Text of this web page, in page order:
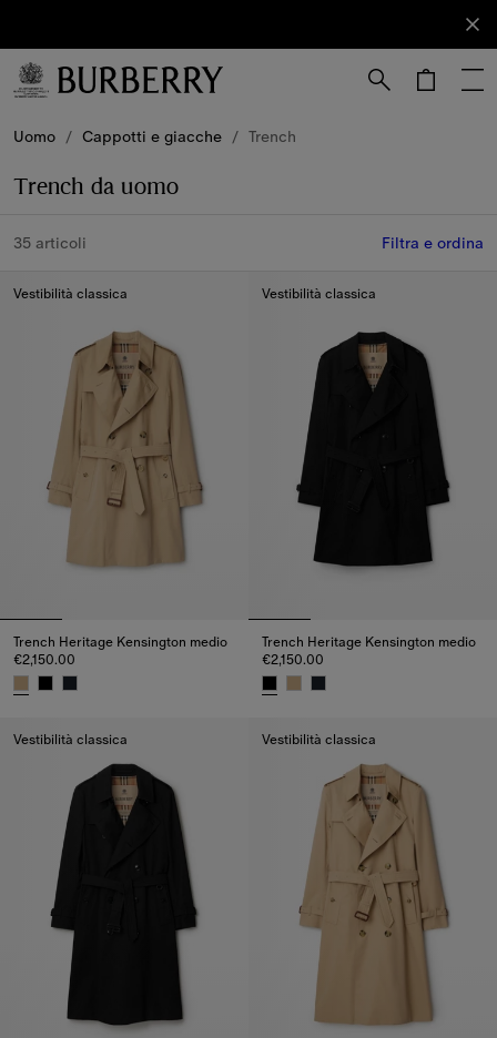
Iscriviti
alla nostra
newsletter.
Uomo / Cappotti e giacche / Trench
Trench da uomo
35 articoli Filtra e ordina
Vestibilità classica
Trench Heritage Kensington medio
€2,150.00
Vestibilità classica
Trench Heritage Kensington medio
€2,150.00
Vestibilità classica Vestibilità classica